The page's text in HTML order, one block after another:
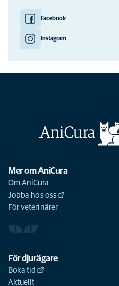
Facebook
Instagram
Mer om AniCura
Om AniCura
Jobba hos oss
För veterinärer
För djurägare
Boka tid
Aktuellt